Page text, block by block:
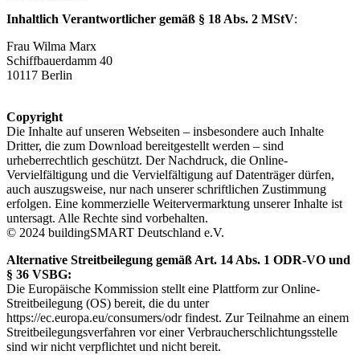
Inhaltlich Verantwortlicher gemäß § 18 Abs. 2 MStV:
Frau Wilma Marx
Schiffbauerdamm 40
10117 Berlin
Copyright
Die Inhalte auf unseren Webseiten – insbesondere auch Inhalte
Dritter, die zum Download bereitgestellt werden – sind
urheberrechtlich geschützt. Der Nachdruck, die Online-
Vervielfältigung und die Vervielfältigung auf Datenträger dürfen,
auch auszugsweise, nur nach unserer schriftlichen Zustimmung
erfolgen. Eine kommerzielle Weitervermarktung unserer Inhalte ist
untersagt. Alle Rechte sind vorbehalten.
© 2024 buildingSMART Deutschland e.V.
Alternative Streitbeilegung gemäß Art. 14 Abs. 1 ODR-VO und
§ 36 VSBG:
Die Europäische Kommission stellt eine Plattform zur Online-
Streitbeilegung (OS) bereit, die du unter
https://ec.europa.eu/consumers/odr findest. Zur Teilnahme an einem
Streitbeilegungsverfahren vor einer Verbraucherschlichtungsstelle
sind wir nicht verpflichtet und nicht bereit.